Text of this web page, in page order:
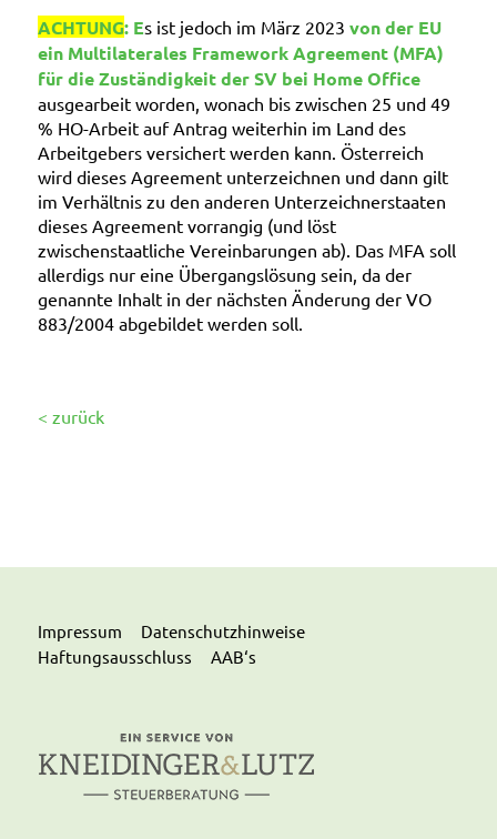
ACHTUNG: Es ist jedoch im März 2023 von der EU
ein Multilaterales Framework Agreement (MFA)
für die Zuständigkeit der SV bei Home Office
ausgearbeit worden, wonach bis zwischen 25 und 49
% HO-Arbeit auf Antrag weiterhin im Land des
Arbeitgebers versichert werden kann. Österreich
wird dieses Agreement unterzeichnen und dann gilt
im Verhältnis zu den anderen Unterzeichnerstaaten
dieses Agreement vorrangig (und löst
zwischenstaatliche Vereinbarungen ab). Das MFA soll
allerdigs nur eine Übergangslösung sein, da der
genannte Inhalt in der nächsten Änderung der VO
883/2004 abgebildet werden soll.
< zurück
Impressum
Datenschutzhinweise
Haftungsausschluss
AAB‘s